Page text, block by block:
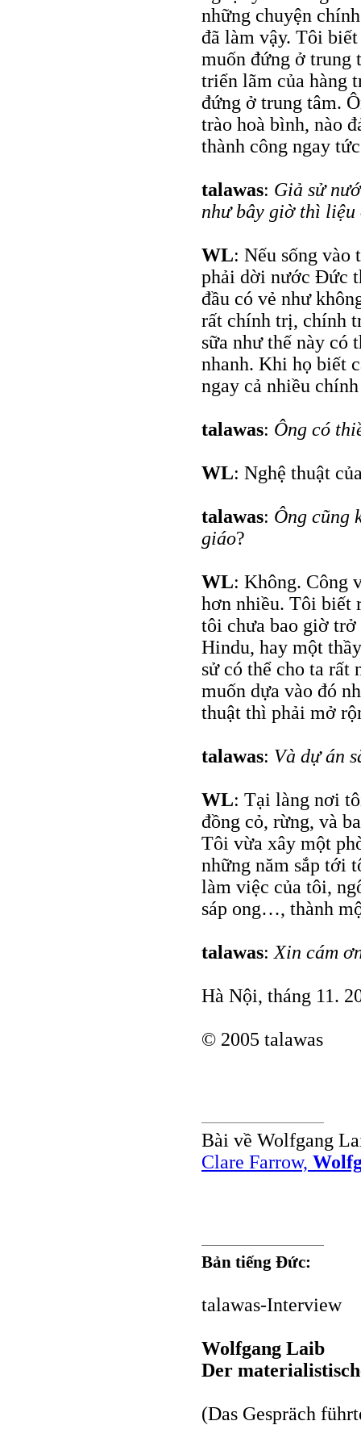
những chuyện
đã làm vậy. Tôi
muốn đứng ở trung
triển lãm của hàng
đứng ở trung tâm.
trào hoà bình, nào
thành công ngay
talawas: Giả sử
như bây giờ thì liệu
WL: Nếu sống vào
phải dời nước Đức
đầu có vẻ như
rất chính trị, chính
sữa như thế này có
nhanh. Khi họ biết
ngay cả nhiều
talawas: Ông có
WL: Nghệ thuật
talawas: Ông cũng
giáo?
WL: Không. Công
hơn nhiều. Tôi biết
tôi chưa bao giờ trở
Hindu, hay một
sử có thể cho ta rất
muốn dựa vào đó
thuật thì phải mở
talawas: Và dự án
WL: Tại làng nơi
đồng cỏ, rừng, và
Tôi vừa xây một
những năm sắp tới
làm việc của tôi,
sáp ong…, thành
talawas: Xin cám
Hà Nội, tháng 11.
© 2005 talawas
Bài về Wolfgang
Clare Farrow,
Bản tiếng Đức:
talawas-Interview
Wolfgang Laib
Der
(Das Gespräch